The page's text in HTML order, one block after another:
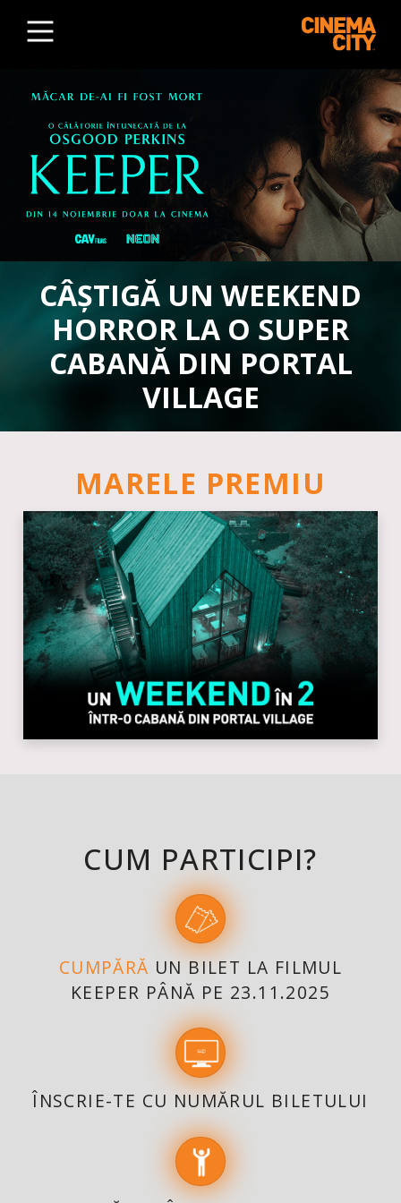
CÂȘTIGĂ UN WEEKEND
HORROR LA O SUPER
CABANĂ DIN PORTAL
VILLAGE
MARELE PREMIU
CUM PARTICIPI?
CUMPĂRĂ UN BILET LA FILMUL
KEEPER PÂNĂ PE 23.11.2025
ÎNSCRIE-TE CU NUMĂRUL BILETULUI